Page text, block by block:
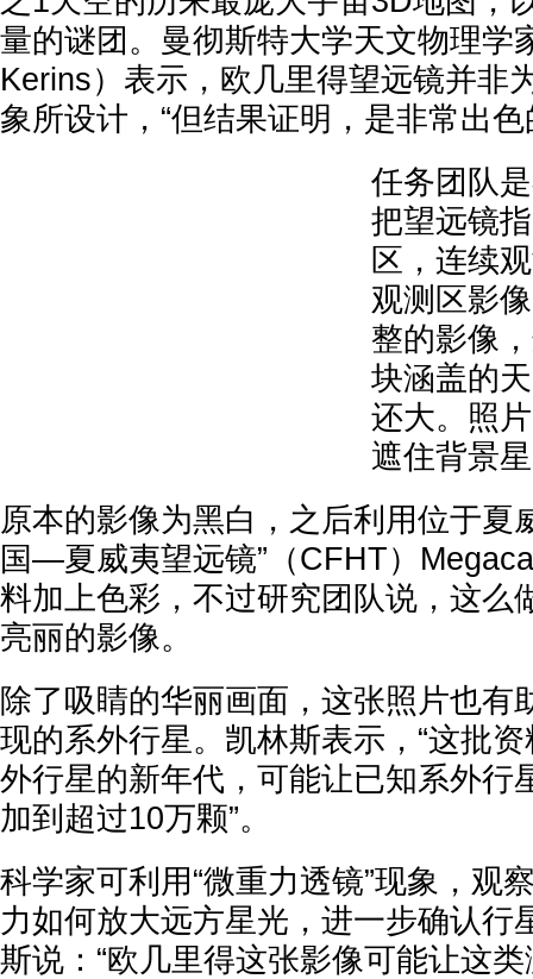
量的谜团。曼彻斯特大学天文物理学
Kerins）表示，欧几里得望远镜并非
象所设计，“但结果证明，是非常出色
任务团队
把望远镜
区，连续
观测区影
整的影像
块涵盖的
还大。照
遮住背景
原本的影像为黑白，之后利用位于夏
国—夏威夷望远镜”（CFHT）
料加上色彩，不过研究团队说，这么
亮丽的影像。
除了吸睛的华丽画面，这张照片也有
现的系外行星。凯林斯表示，“这批
外行星的新年代，可能让已知系外行
加到超过10万颗”。
科学家可利用“微重力透镜”现象，观
力如何放大远方星光，进一步确认行
斯说：“欧几里得这张影像可能让这